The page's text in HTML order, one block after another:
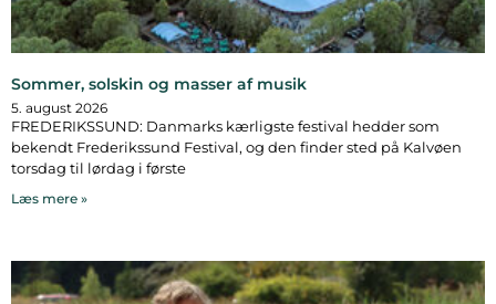
Sommer, solskin og masser af musik
5. august 2026
FREDERIKSSUND: Danmarks kærligste festival hedder som
bekendt Frederikssund Festival, og den finder sted på Kalvøen
torsdag til lørdag i første
Læs mere »